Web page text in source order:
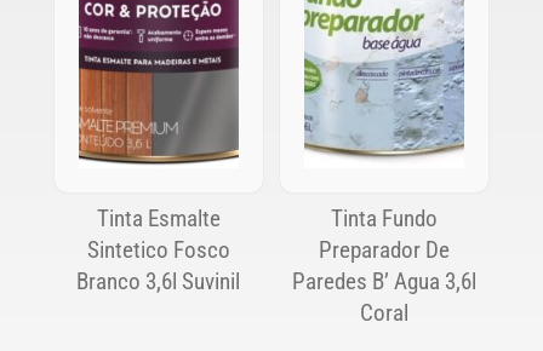
Tinta Esmalte
Sintetico Fosco
Branco 3,6l Suvinil
Tinta Fundo
Preparador De
Paredes B’ Agua 3,6l
Coral